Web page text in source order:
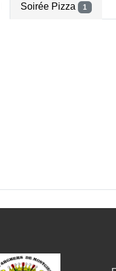
Soirée Pizza 1